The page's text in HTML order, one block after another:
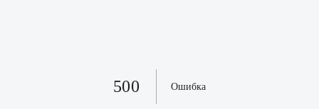
500 Ошибка